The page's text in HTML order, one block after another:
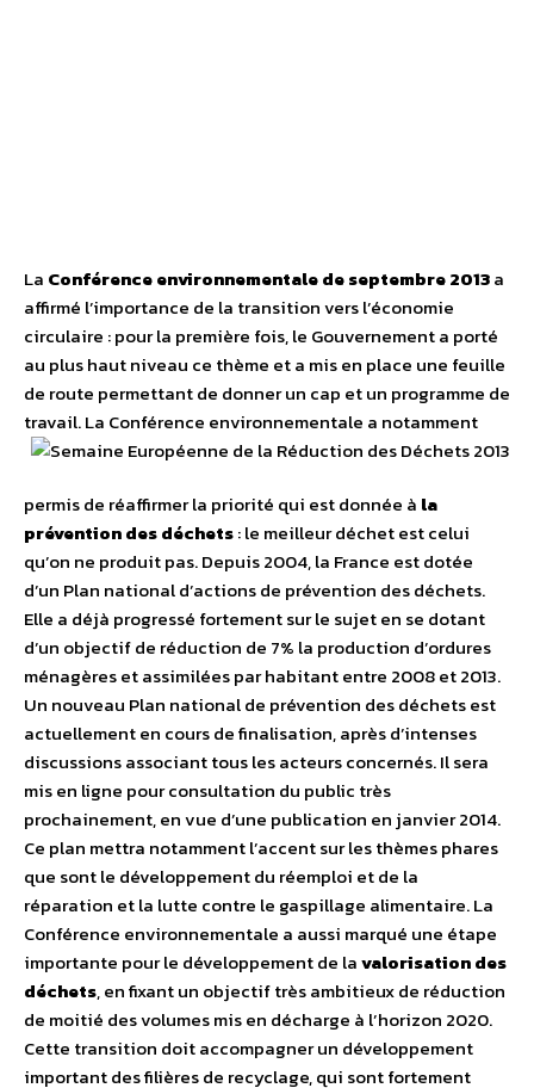
La Conférence environnementale de septembre 2013a
affirmé l’importance de la transition vers l’économie
circulaire : pour la première fois, le Gouvernement a porté
au plus haut niveau ce thème et a mis en place une feuille
de route permettant de donner un cap et un programme de
travail.La Conférence environnementale a notamment
permis de réaffirmer la priorité qui est donnée à la
prévention des déchets: le meilleur déchet est celui
qu’on ne produit pas. Depuis 2004, la France est dotée
d’un Plan national d’actions de prévention des déchets.
Elle a déjà progressé fortement sur le sujet en se dotant
d’un objectif de réduction de 7% la production d’ordures
ménagères et assimilées par habitant entre 2008 et 2013.
Un nouveau Plan national de prévention des déchets est
actuellement en cours de finalisation, après d’intenses
discussions associant tous les acteurs concernés. Il sera
mis en ligne pour consultation du public très
prochainement, en vue d’une publication en janvier 2014.
Ce plan mettra notamment l’accent sur les thèmes phares
que sont le développement du réemploi et de la
réparation et la lutte contre le gaspillage alimentaire. La
Conférence environnementale a aussi marqué une étape
importante pour le développement de lavalorisation des
déchets, en fixant un objectif très ambitieux de réduction
de moitié des volumes mis en décharge à l’horizon 2020.
Cette transition doit accompagner un développement
important des filières de recyclage, qui sont fortement